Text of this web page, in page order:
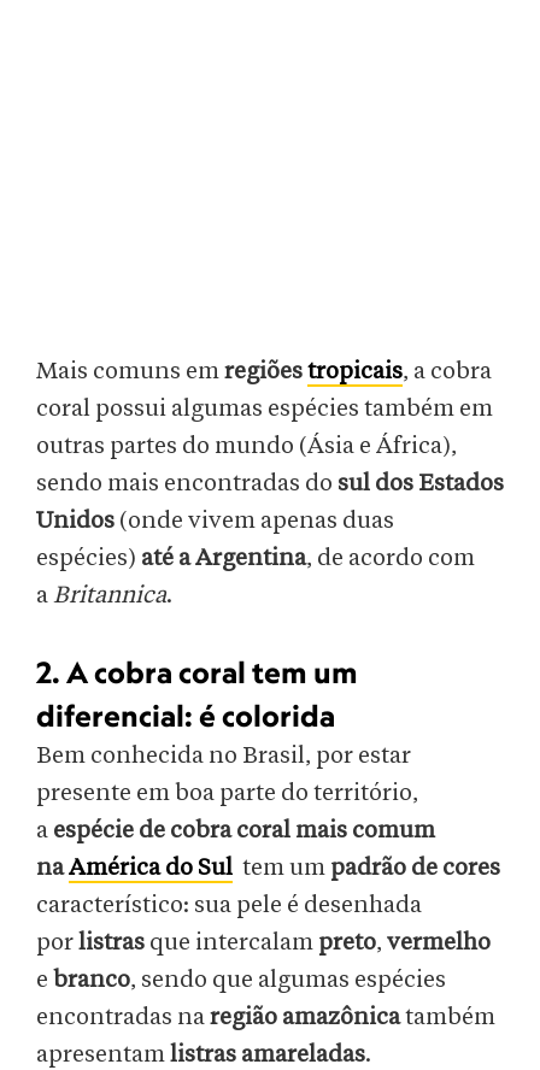
Mais comuns emregiõestropicais, a cobra
coral possui algumas espécies também em
outras partes do mundo (Ásia e África),
sendo mais encontradas do sul dos Estados
Unidos (onde vivem apenas duas
espécies) até a Argentina, de acordo com
aBritannica.
2. A cobra coral tem um
diferencial: é colorida
Bem conhecida no Brasil, por estar
presente em boa parte do território,
a espécie de cobra coral mais comum
naAmérica do Sul tem um padrão de cores
característico: sua pele é desenhada
porlistras que intercalam preto, vermelho
e branco, sendo que algumas espécies
encontradas naregião amazônicatambém
apresentamlistras amareladas.